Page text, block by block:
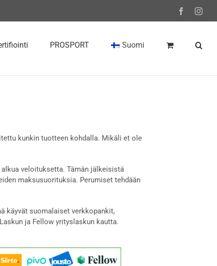
Facebook
PROSPORT Suomi
kunkin tuotteen kohdalla. Mikäli et ole
veloituksetta. Tämän jälkeisistä
maksusuorituksia. Perumiset tehdään
käyvät suomalaiset verkkopankit,
ja Fellow yrityslaskun kautta.